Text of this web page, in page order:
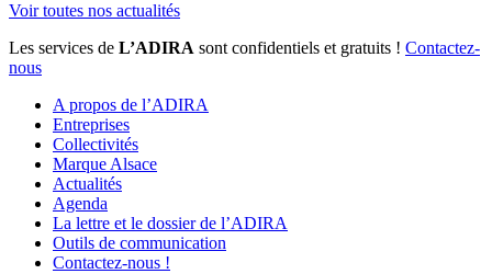
Voir toutes nos actualités
Les services de L’ADIRA sont confidentiels et gratuits ! Contactez-
nous
A propos de l’ADIRA
Entreprises
Collectivités
Marque Alsace
Actualités
Agenda
La lettre et le dossier de l’ADIRA
Outils de communication
Contactez-nous !